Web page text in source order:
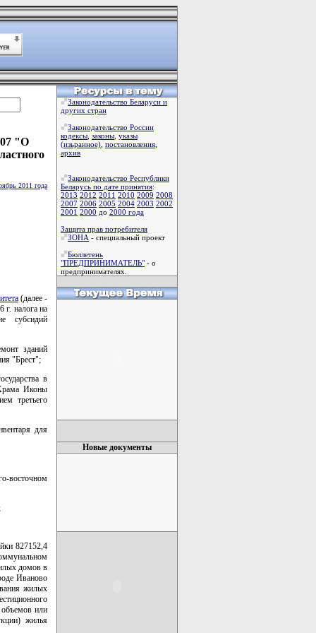
"О
2011 года
(далее -
г. налога на
субсидий
зданий
"Брест";
в
Иконы
третьего
для
восточном
827152,4
домов в
Иваново
жилых
или
жилья
Законодательство Беларуси и
других стран
Законодательство России
кодексы законы указы
(изьранное) постановления
архив
Законодательство Республики
Беларусь по дате принятия:
2013 2012 2011 2010 2009 2008
2007 2006 2005 2004 2003 2002
2001 2000 до 2000 года
Защита прав потребителя
ЗОНА - специальный проект
Бюллетень
"ПРЕДПРИНИМАТЕЛЬ" - о
предпринимателях.
Новые документы